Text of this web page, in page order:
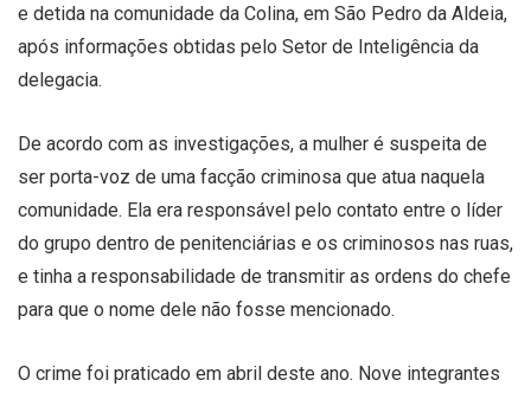
e detida na comunidade da Colina, em São Pedro da Aldeia,
após informações obtidas pelo Setor de Inteligência da
delegacia.
De acordo com as investigações, a mulher é suspeita de
ser porta-voz de uma facção criminosa que atua naquela
comunidade. Ela era responsável pelo contato entre o líder
do grupo dentro de penitenciárias e os criminosos nas ruas,
e tinha a responsabilidade de transmitir as ordens do chefe
para que o nome dele não fosse mencionado.
O crime foi praticado em abril deste ano. Nove integrantes